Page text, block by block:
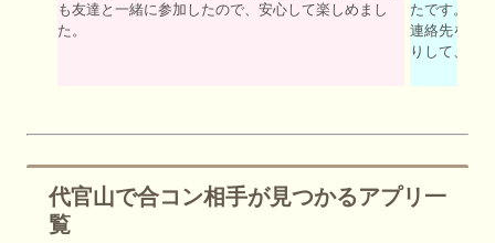
も友達と一緒に参加したので、安心して楽しめまし
た。
たです。一
連絡先を交
りして、デ
代官山で合コン相手が見つかるアプリ一
覧